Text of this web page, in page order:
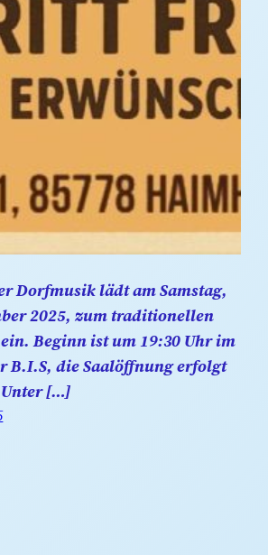
Dorfmusik lädt am Samstag,
2025, zum traditionellen
Beginn ist um 19:30 Uhr im
B.I.S, die Saalöffnung erfolgt
[…]